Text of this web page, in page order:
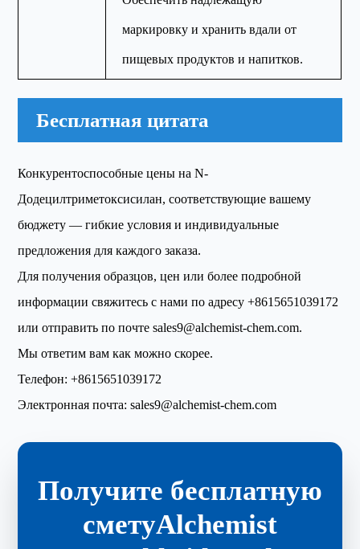
маркировку и хранить вдали от
пищевых продуктов и напитков.
Бесплатная цитата
Конкурентоспособные цены на N-
Додецилтриметоксисилан, соответствующие вашему
бюджету — гибкие условия и индивидуальные
предложения для каждого заказа.
Для получения образцов, цен или более подробной
информации свяжитесь с нами по адресу+8615651039172
или отправить по почтеsales9@alchemist-chem.com.
Мы ответим вам как можно скорее.
Телефон:+8615651039172
Электронная почта:sales9@alchemist-chem.com
Получите бесплатную
сметуAlchemist